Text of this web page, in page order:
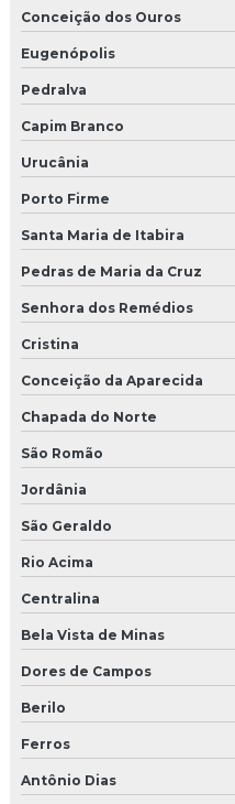
Conceição dos Ouros
Eugenópolis
Pedralva
Capim Branco
Urucânia
Porto Firme
Santa Maria de Itabira
Pedras de Maria da Cruz
Senhora dos Remédios
Cristina
Conceição da Aparecida
Chapada do Norte
São Romão
Jordânia
São Geraldo
Rio Acima
Centralina
Bela Vista de Minas
Dores de Campos
Berilo
Ferros
Antônio Dias